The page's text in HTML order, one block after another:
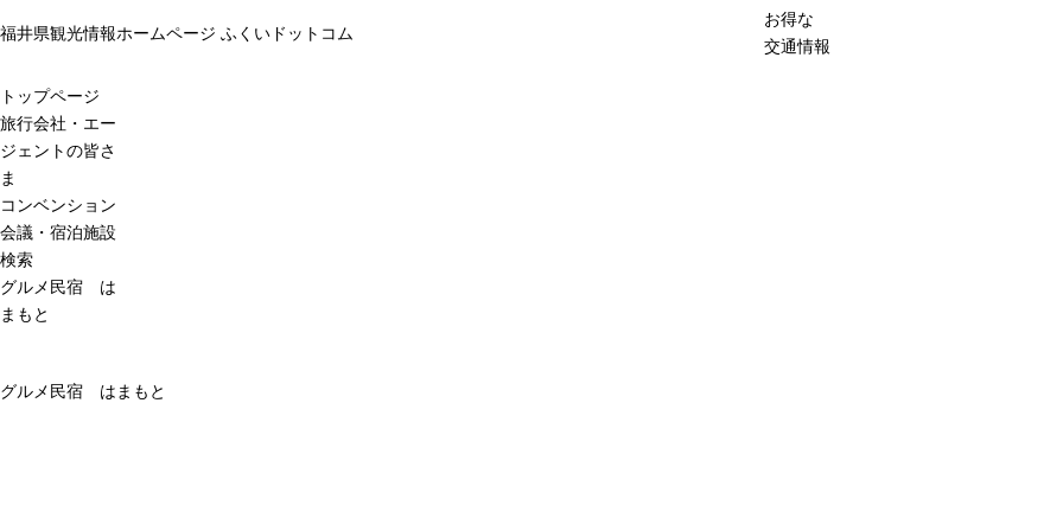
福井県観光情報ホームページ ふくいドットコム
お得な
交通情報
トップページ
旅行会社・エー
ジェントの皆さ
ま
コンベンション
会議・宿泊施設
検索
グルメ民宿 は
まもと
グルメ民宿 はまもと